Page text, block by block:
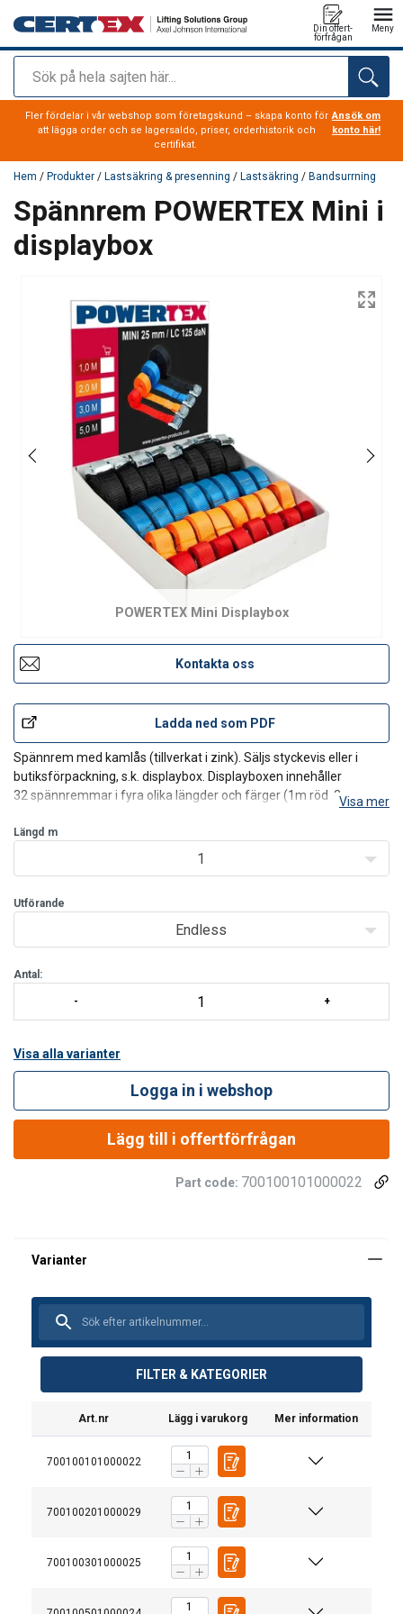
Sök
Din offert-
förfrågan
Meny
tillagd i varukorg
Fler fördelar i vår webshop som företagskund – skapa konto för
att lägga order och se lagersaldo, priser, orderhistorik och
certifikat.
Ansök om
konto här!
Hem / Produkter / Lastsäkring & presenning / Lastsäkring / Bandsurrning
Spännrem POWERTEX Mini i
displaybox
POWERTEX Mini Displaybox
Kontakta oss
Ladda ned som PDF
Spännrem med kamlås (tillverkat i zink). Säljs styckevis eller i
butiksförpackning, s.k. displaybox. Displayboxen innehåller
32 spännremmar i fyra olika längder och färger (1m röd, 2m
färger offereras separat.
Visa mer
Längd m
1
Utförande
Endless
Antal:
Visa alla varianter
Logga in i webshop
Lägg till i offertförfrågan
Part code: 700100101000022
FILTER & KATEGORIER
Art.nr Lägg i varukorg Mer information
700100101000022
700100201000029
700100301000025